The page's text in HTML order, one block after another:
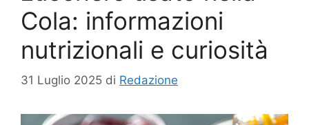
Cola: informazioni
nutrizionali e curiosità
31 Luglio 2025 di Redazione